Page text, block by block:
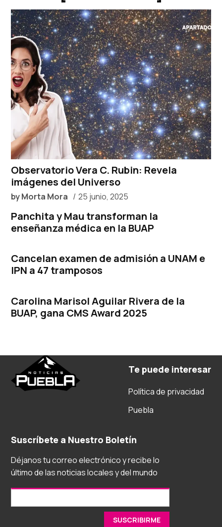
Observatorio Vera C. Rubin: Revela
imágenes del Universo
byMorta Mora 25 junio, 2025
Panchita y Mau transforman la
enseñanza médica en la BUAP
Cancelan examen de admisión a UNAM e
IPN a 47 tramposos
Carolina Marisol Aguilar Rivera de la
BUAP, gana CMS Award 2025
Te puede interesar
Política de privacidad
Puebla
Suscríbete a Nuestro Boletín
Déjanos tu correo electrónico y recibe lo
último de las noticias locales y del mundo